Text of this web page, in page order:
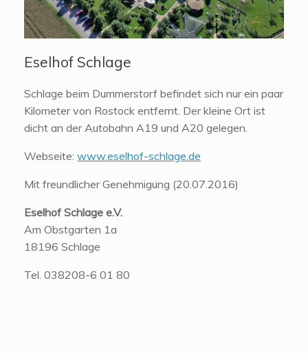
Eselhof Schlage
Schlage beim Dummerstorf befindet sich nur ein paar
Kilometer von Rostock entfernt. Der kleine Ort ist
dicht an der Autobahn A19 und A20 gelegen.
Webseite: www.eselhof-schlage.de
Mit freundlicher Genehmigung (20.07.2016)
Eselhof Schlage e.V.
Am Obstgarten 1a
18196 Schlage
Tel. 038208-6 01 80